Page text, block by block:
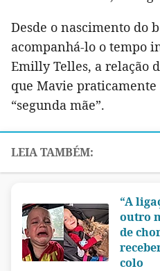
Desde o nascimento do
acompanhá-lo o tempo
Emilly Telles, a relação
que Mavie praticamente
“segunda mãe”.
“A
outro
de
colo